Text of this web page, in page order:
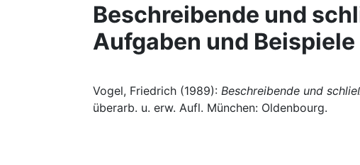
Beschreibende und
Aufgaben und Beispiele
Vogel, Friedrich (1989): Beschreibende und
überarb. u. erw. Aufl. München: Oldenbourg.